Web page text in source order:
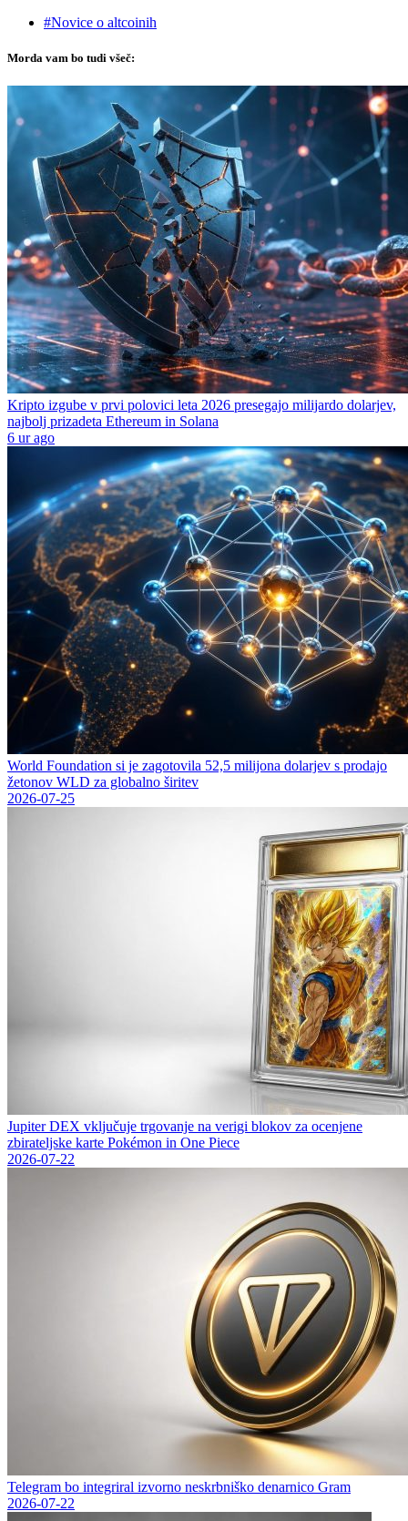
#Novice o altcoinih
Morda vam bo tudi všeč:
Kripto izgube v prvi polovici leta 2026 presegajo milijardo dolarjev,
najbolj prizadeta Ethereum in Solana
6 ur ago
World Foundation si je zagotovila 52,5 milijona dolarjev s prodajo
žetonov WLD za globalno širitev
2026-07-25
Jupiter DEX vključuje trgovanje na verigi blokov za ocenjene
zbirateljske karte Pokémon in One Piece
2026-07-22
Telegram bo integriral izvorno neskrbniško denarnico Gram
2026-07-22